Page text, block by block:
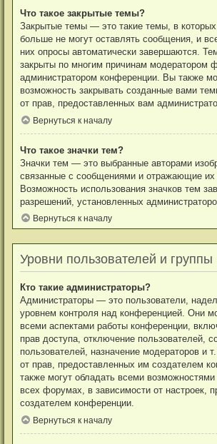
Что такое закрытые темы?
Закрытые темы — это такие темы, в которых
больше не могут оставлять сообщения, и
них опросы автоматически завершаются.
закрыты по многим причинам модератором
администратором конференции. Вы также
возможность закрывать созданные вами
от прав, предоставленных вам
Вернуться к началу
Что такое значки тем?
Значки тем — это выбранные авторами
связанные с сообщениями и отражающие их
Возможность использования значков тем
разрешений, установленных
Вернуться к началу
Уровни пользователей и группы
Кто такие администраторы?
Администраторы — это пользователи,
уровнем контроля над конференцией. Они
всеми аспектами работы конференции,
прав доступа, отключение пользователей,
пользователей, назначение модераторов и
от прав, предоставленных им создателем
также могут обладать всеми
всех форумах, в зависимости от настроек,
создателем конференции.
Вернуться к началу